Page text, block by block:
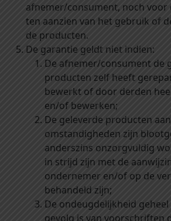
afnemer/consument, noch voor
ten aanzien van het gebruik of
de producten.
De garantie geldt niet indien:
De afnemer/consument de
producten zelf heeft
bewerkt of door derden
en/of bewerken;
De geleverde producten
omstandigheden zijn
anderszins onzorgvuldig
in strijd zijn met de
ondernemer en/of op de
behandeld zijn;
De ondeugdelijkheid
gevolg is van voorschriften